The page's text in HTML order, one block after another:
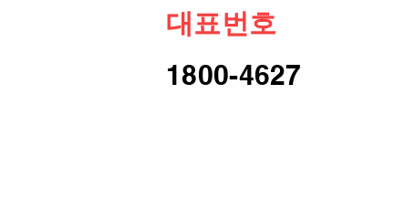
대표번호
1800-4627